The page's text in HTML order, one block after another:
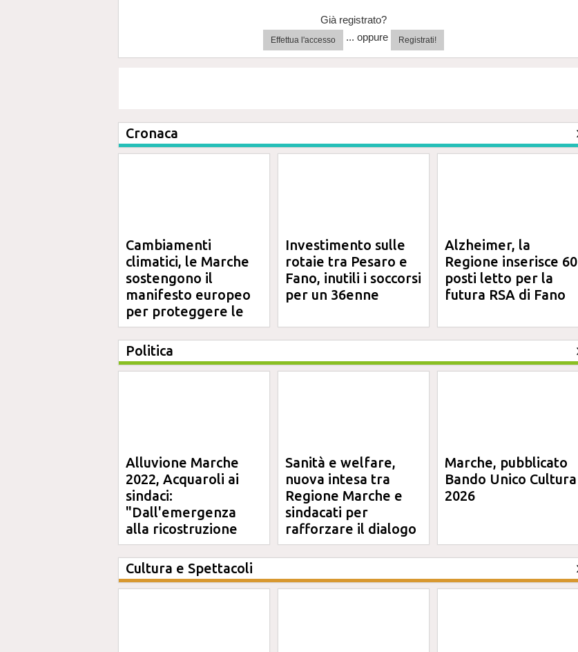
Già registrato?
Effettua l'accesso ... oppure Registrati!
Cronaca
Cambiamenti
climatici, le Marche
sostengono il
manifesto europeo
per proteggere le
aree costiere
Investimento sulle
rotaie tra Pesaro e
Fano, inutili i soccorsi
per un 36enne
Alzheimer, la
Regione inserisce 60
posti letto per la
futura RSA di Fano
Politica
Alluvione Marche
2022, Acquaroli ai
sindaci:
"Dall'emergenza
alla ricostruzione
definitiva"
Sanità e welfare,
nuova intesa tra
Regione Marche e
sindacati per
rafforzare il dialogo
Marche, pubblicato
Bando Unico Cultura
2026
Cultura e Spettacoli